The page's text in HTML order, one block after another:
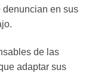
denuncian en sus
de las
adaptar sus